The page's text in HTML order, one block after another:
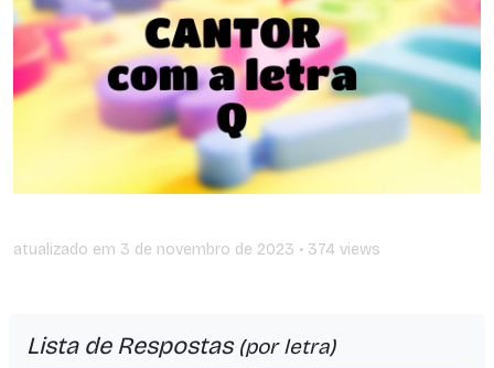
atualizado em 3 de novembro de 2023 • 374 views
Lista de Respostas (por letra)